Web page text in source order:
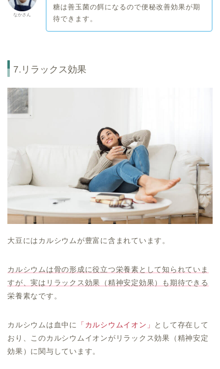
なかさん
糖は善玉菌の餌になるので便秘改善効果が期
待できます。
7.リラックス効果
大豆にはカルシウムが豊富に含まれています。
カルシウムは骨の形成に役立つ栄養素として知られていま
すが、実はリラックス効果（精神安定効果）も期待できる
栄養素なです。
カルシウムは血中に 「カルシウムイオン」 として存在して
おり、このカルシウムイオンがリラックス効果（精神安定
効果）に関与しています。